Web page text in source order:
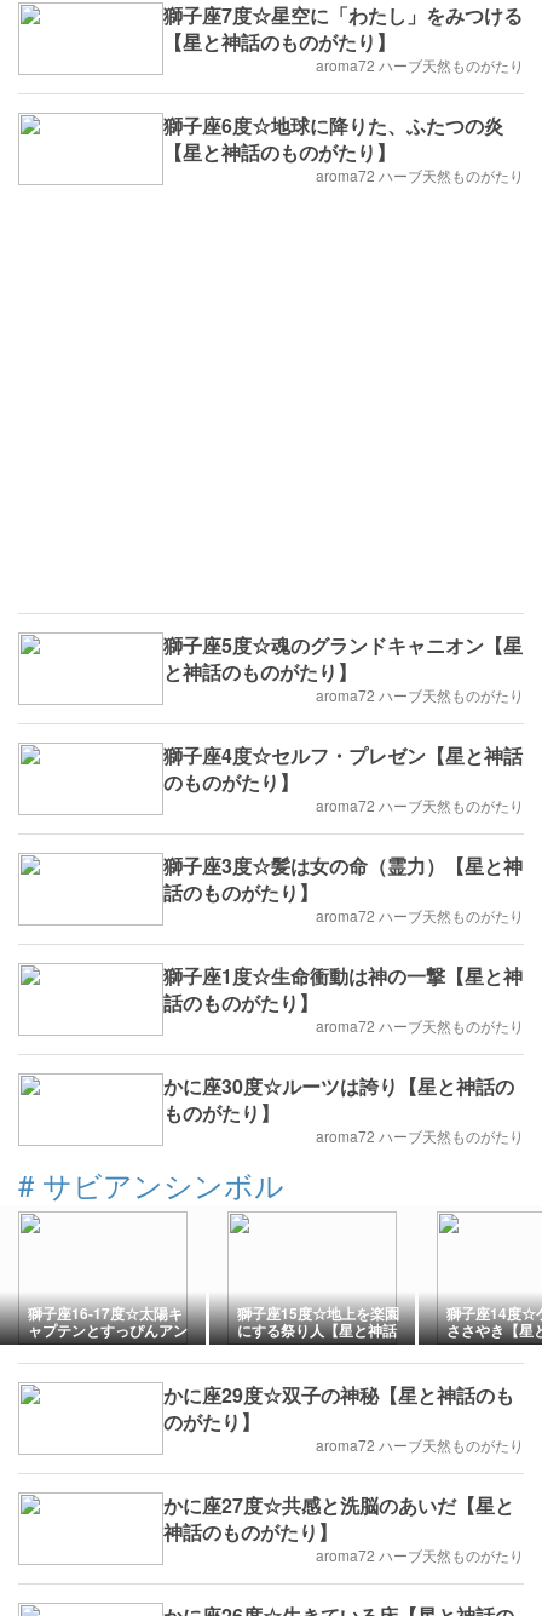
獅子座7度☆星空に「わたし」をみつける
【星と神話のものがたり】
aroma72 ハーブ天然ものがたり
獅子座6度☆地球に降りた、ふたつの炎
【星と神話のものがたり】
aroma72 ハーブ天然ものがたり
獅子座5度☆魂のグランドキャニオン【星
と神話のものがたり】
aroma72 ハーブ天然ものがたり
獅子座4度☆セルフ・プレゼン【星と神話
のものがたり】
aroma72 ハーブ天然ものがたり
獅子座3度☆髪は女の命（霊力）【星と神
話のものがたり】
aroma72 ハーブ天然ものがたり
獅子座1度☆生命衝動は神の一撃【星と神
話のものがたり】
aroma72 ハーブ天然ものがたり
かに座30度☆ルーツは誇り【星と神話の
ものがたり】
aroma72 ハーブ天然ものがたり
# サビアンシンボル
獅子座16-17度☆太陽キ
ャプテンとすっぴんアン
サンブル【星と神話のも
のがたり】
獅子座15度☆地上を楽園
にする祭り人【星と神話
のものがたり】
獅子座14度☆
ささやき【星
のがたり】
かに座29度☆双子の神秘【星と神話のも
のがたり】
aroma72 ハーブ天然ものがたり
かに座27度☆共感と洗脳のあいだ【星と
神話のものがたり】
aroma72 ハーブ天然ものがたり